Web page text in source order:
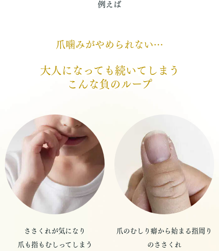
例えば
爪噛みがやめられない…
大人になっても続いてしまう
こんな負のループ
ささくれが気になり
爪も指もむしってしまう
爪のむしり癖から始まる指周り
のささくれ